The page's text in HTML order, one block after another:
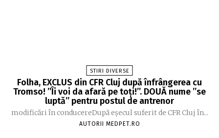
STIRI DIVERSE
Folha, EXCLUS din CFR Cluj după înfrângerea cu
Tromso! ”Îi voi da afară pe toți!”. DOUĂ nume ”se
luptă” pentru postul de antrenor
modificări în conducereDupă eșecul suferit de CFR Cluj în...
AUTORII MEDPET.RO